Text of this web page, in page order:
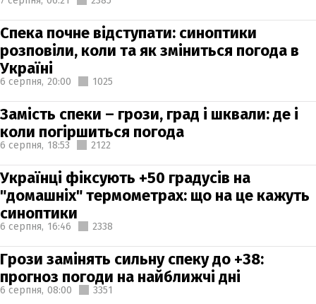
Спека почне відступати: синоптики
розповіли, коли та як зміниться погода в
Україні
6 серпня, 20:00 1025
Замість спеки – грози, град і шквали: де і
коли погіршиться погода
6 серпня, 18:53 2122
Українці фіксують +50 градусів на
"домашніх" термометрах: що на це кажуть
синоптики
6 серпня, 16:46 2338
Грози замінять сильну спеку до +38:
прогноз погоди на найближчі дні
6 серпня, 08:00 3351